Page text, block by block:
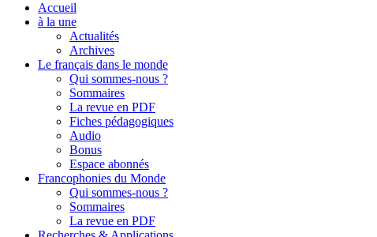
Accueil
à la une
Actualités
Archives
Le français dans le monde
Qui sommes-nous ?
Sommaires
La revue en PDF
Fiches pédagogiques
Audio
Bonus
Espace abonnés
Francophonies du Monde
Qui sommes-nous ?
Sommaires
La revue en PDF